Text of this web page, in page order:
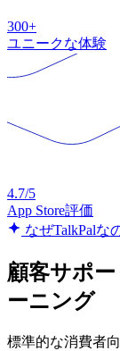
300+
ユニークな体験
4.7/5
App Store評価
なぜTalkPalな
顧客サポ
ーニング
標準的な消費者